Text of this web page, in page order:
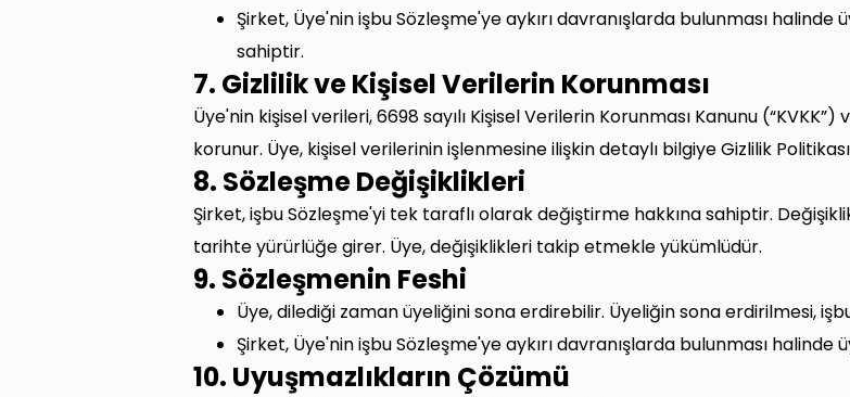
Şirket, Üye'nin işbu Sözleşme'ye aykırı davranışlarda bulunması
sahiptir.
7. Gizlilik ve Kişisel Verilerin Korunması
Üye'nin kişisel verileri, 6698 sayılı Kişisel Verilerin Korunması Kanunu
korunur. Üye, kişisel verilerinin işlenmesine ilişkin detaylı bilgiye Gizlilik
8. Sözleşme Değişiklikleri
Şirket, işbu Sözleşme'yi tek taraflı olarak değiştirme hakkına sahiptir.
tarihte yürürlüğe girer. Üye, değişiklikleri takip etmekle yükümlüdür.
9. Sözleşmenin Feshi
Üye, dilediği zaman üyeliğini sona erdirebilir. Üyeliğin sona erdirilmesi,
Şirket, Üye'nin işbu Sözleşme'ye aykırı davranışlarda bulunması
10. Uyuşmazlıkların Çözümü